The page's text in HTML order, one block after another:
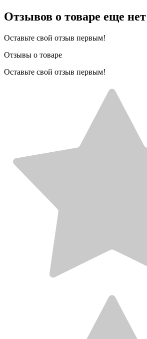
Отзывов о товаре еще нет
Оставьте свой отзыв первым!
Отзывы о товаре
Оставьте свой отзыв первым!